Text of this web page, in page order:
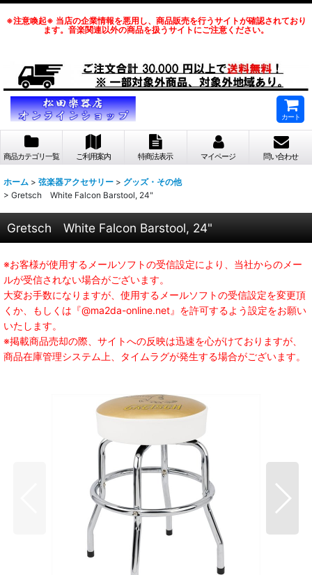
※注意喚起※ 当店の企業情報を悪用し、商品販売を行うサイトが確認されており
ます。音楽関連以外の商品を扱うサイトにご注意ください。
カート
商品カテゴリ一覧 ご利用案内 特商法表示 マイページ 問い合わせ
ホーム > 弦楽器アクセサリー > グッズ・その他
> Gretsch White Falcon Barstool, 24"
Gretsch White Falcon Barstool, 24"
※お客様が使用するメールソフトの受信設定により、当社からのメー
ルが受信されない場合がございます。
大変お手数になりますが、使用するメールソフトの受信設定を変更頂
くか、もしくは『@ma2da-online.net』を許可するよう設定をお願い
いたします。
※掲載商品売却の際、サイトへの反映は迅速を心がけておりますが、
商品在庫管理システム上、タイムラグが発生する場合がございます。